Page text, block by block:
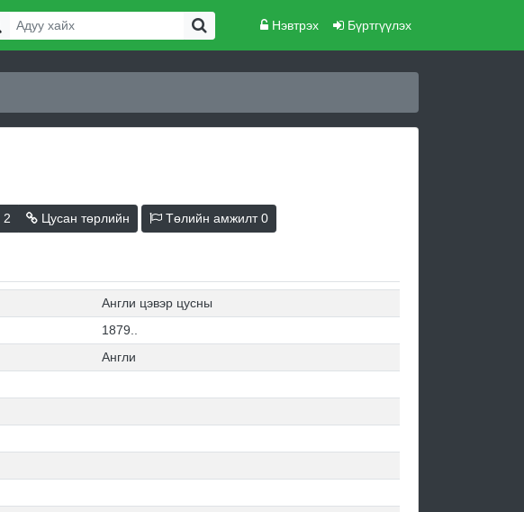
Нэвтрэх Бүртгүүлэх
2 Цусан төрлийн Төлийн амжилт0
Англи цэвэр цусны
1879..
Англи